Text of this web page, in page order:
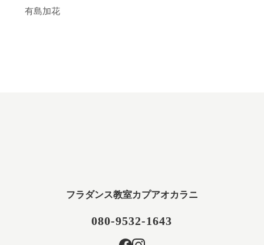
有島加花
フラダンス教室カプアオカラニ
080-9532-1643